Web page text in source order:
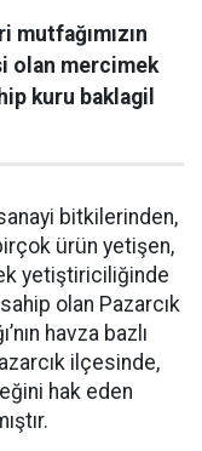
mutfağımızın
olan mercimek
kuru baklagil
bitkilerinden,
ürün yetişen,
yetiştiriciliğinde
olan Pazarcık
havza bazlı
ilçesinde,
hak eden